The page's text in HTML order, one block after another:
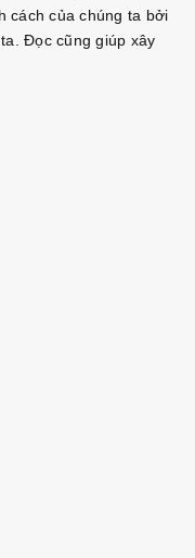
cách của chúng ta bởi
Đọc cũng giúp xây